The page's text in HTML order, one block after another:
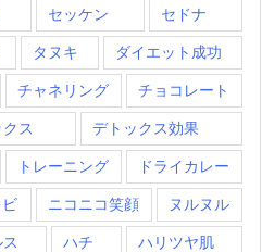
セッケン セドナ
タヌキ ダイエット成功
チャネリング チョコレート
ス デトックス効果
トレーニング ドライカレー
ニコニコ笑顔 ヌルヌル
ハチ ハリツヤ肌